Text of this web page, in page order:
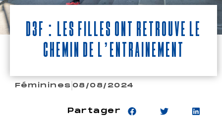
D3F : Les filles ont retrouvé le
chemin de l’entraînement
Féminines 08/08/2024
Partager